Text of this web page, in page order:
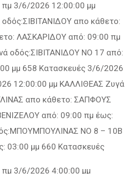
3/6/2026 12:00:00 μμ
απο κάθετο:
ΛΑΣΚΑΡΙΔΟΥ από: 09:00 πμ
οδός:ΣΙΒΙΤΑΝΙΔΟΥ ΝΟ 17 από:
μμ 658 Κατασκευές 3/6/2026
12:00:00 μμ ΚΑΛΛΙΘΕΑΣ Ζυγά
απο κάθετο: ΣΑΠΦΟΥΣ
από: 09:00 πμ έως:
ΝΟ 8 – 10Β
03:00 μμ 660 Κατασκευές
3/6/2026 4:00:00 μμ